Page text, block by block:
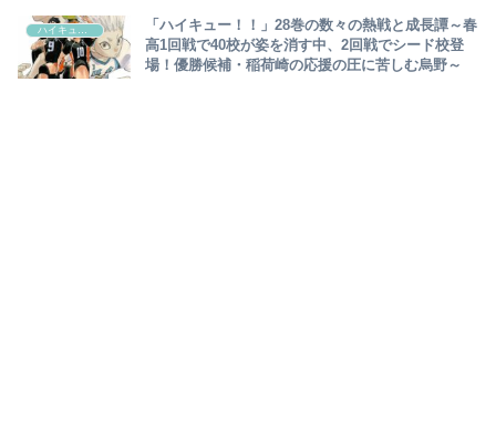
ハイキュー‼︎
「ハイキュー！！」28巻の数々の熱戦と成長譚～春
高1回戦で40校が姿を消す中、2回戦でシード校登
場！優勝候補・稲荷崎の応援の圧に苦しむ烏野～